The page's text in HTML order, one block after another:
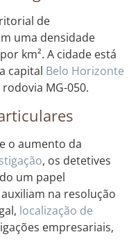
de
uma densidade
km². A cidade está
capital Belo Horizonte
MG-050.
o aumento da
, os detetives
um papel
na resolução
localização de
empresariais,